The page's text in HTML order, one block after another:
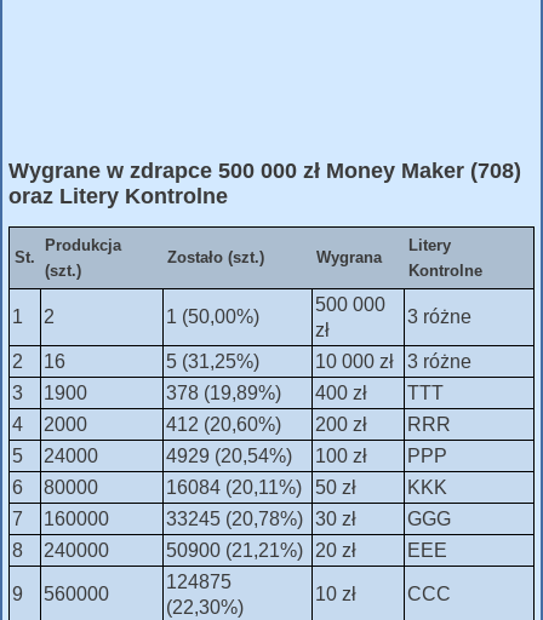
Wygrane w zdrapce 500 000 zł Money Maker (708)
oraz Litery Kontrolne
St.
Produkcja
(szt.)
Zostało (szt.) Wygrana
Litery
Kontrolne
1 2 1 (50,00%)
500 000
zł
3 różne
2 16 5 (31,25%) 10 000 zł
3 różne
3
1900 378 (19,89%) 400 zł
TTT
4
2000 412 (20,60%) 200 zł
RRR
5
24000 4929 (20,54%) 100 zł
PPP
6
80000 16084 (20,11%) 50 zł
KKK
7
160000 33245 (20,78%) 30 zł
GGG
8
240000 50900 (21,21%) 20 zł EEE
9 560000
124875
(22,30%)
10 zł CCC